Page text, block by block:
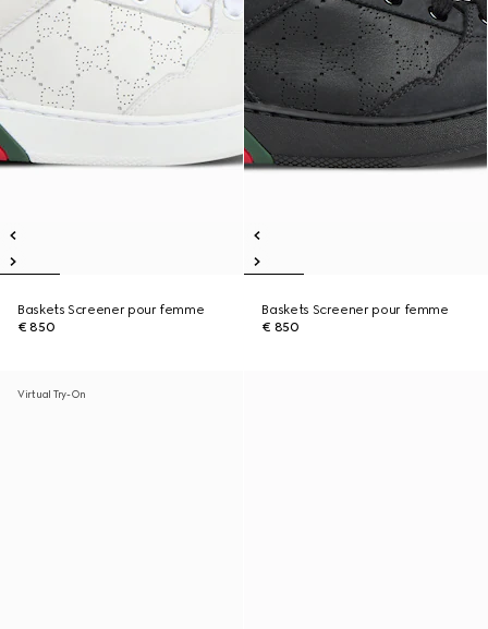
Baskets Screener pour femme
€ 850
Baskets Screener pour femme
€ 850
Virtual Try-On